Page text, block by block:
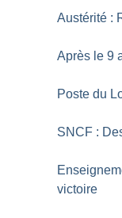
Austérité :
Après le 9
Poste du
SNCF :
victoire